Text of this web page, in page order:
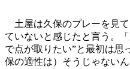
土屋は久保のプレーを見
ていないと感じたと言う。
で点が取りたい”と最初は思
保の適性は）そうじゃない